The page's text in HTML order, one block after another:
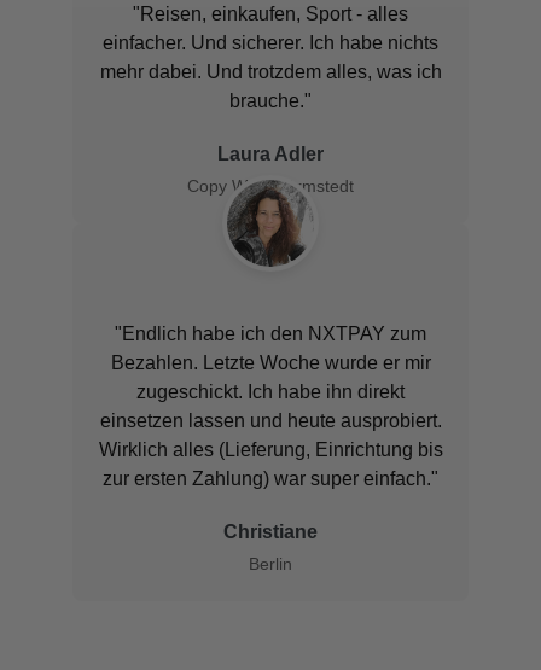
"Reisen, einkaufen, Sport - alles
einfacher. Und sicherer. Ich habe nichts
mehr dabei. Und trotzdem alles, was ich
brauche."
Laura Adler
Copy Writer, Armstedt
"Endlich habe ich den NXTPAY zum
Bezahlen. Letzte Woche wurde er mir
zugeschickt. Ich habe ihn direkt
einsetzen lassen und heute ausprobiert.
Wirklich alles (Lieferung, Einrichtung bis
zur ersten Zahlung) war super einfach."
Christiane
Berlin